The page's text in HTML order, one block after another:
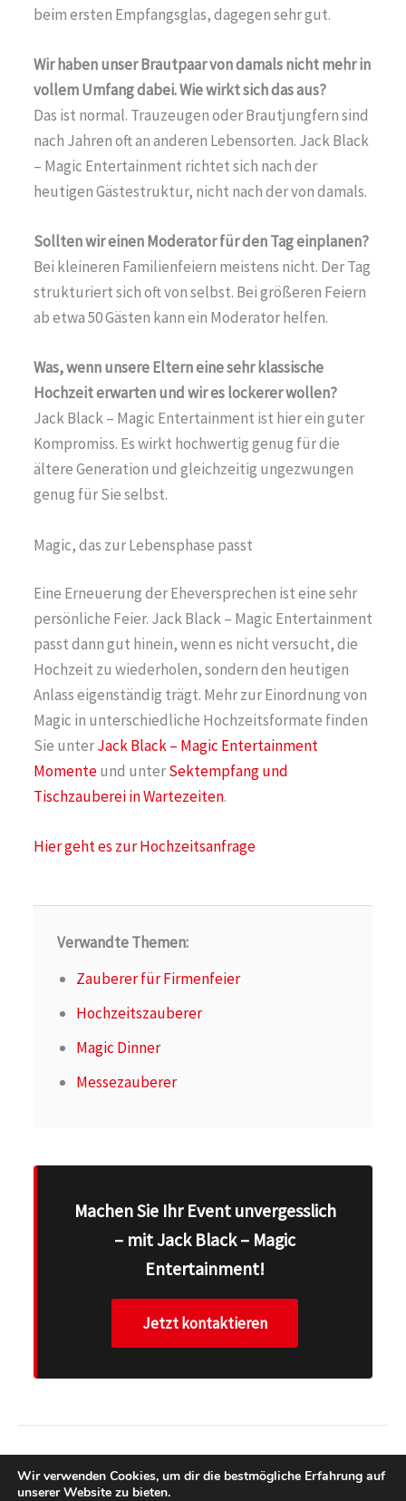
beim ersten Empfangsglas, dagegen sehr gut.
Wir haben unser Brautpaar von damals nicht mehr in
vollem Umfang dabei. Wie wirkt sich das aus?
Das ist normal. Trauzeugen oder Brautjungfern sind
nach Jahren oft an anderen Lebensorten. Jack Black
– Magic Entertainment richtet sich nach der
heutigen Gästestruktur, nicht nach der von damals.
Sollten wir einen Moderator für den Tag einplanen?
Bei kleineren Familienfeiern meistens nicht. Der Tag
strukturiert sich oft von selbst. Bei größeren Feiern
ab etwa 50 Gästen kann ein Moderator helfen.
Was, wenn unsere Eltern eine sehr klassische
Hochzeit erwarten und wir es lockerer wollen?
Jack Black – Magic Entertainment ist hier ein guter
Kompromiss. Es wirkt hochwertig genug für die
ältere Generation und gleichzeitig ungezwungen
genug für Sie selbst.
Magic, das zur Lebensphase passt
Eine Erneuerung der Eheversprechen ist eine sehr
persönliche Feier. Jack Black – Magic Entertainment
passt dann gut hinein, wenn es nicht versucht, die
Hochzeit zu wiederholen, sondern den heutigen
Anlass eigenständig trägt. Mehr zur Einordnung von
Magic in unterschiedliche Hochzeitsformate finden
Sie unterJack Black – Magic Entertainment
Momenteund unterSektempfang und
Tischzauberei in Wartezeiten.
Hier geht es zur Hochzeitsanfrage
Verwandte Themen:
Zauberer für Firmenfeier
Hochzeitszauberer
Magic Dinner
Messezauberer
Machen Sie Ihr Event unvergesslich
– mit Jack Black – Magic
Entertainment!
Jetzt kontaktieren
Wir verwenden Cookies, um dir die bestmögliche Erfahrung auf
unserer Website zu bieten.